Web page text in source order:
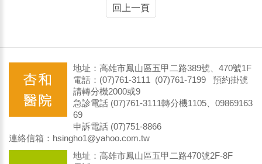
回上一頁
地址：高雄市鳳山區五甲二路389號、470號1F
電話：(07)761-3111 (07)761-7199 預約掛號
請轉分機2000或9
急診電話 (07)761-3111轉分機1105、09869163
69
申訴電話 (07)751-8866
連絡信箱：hsingho1@yahoo.com.tw
地址：高雄市鳳山區五甲二路470號2F-8F